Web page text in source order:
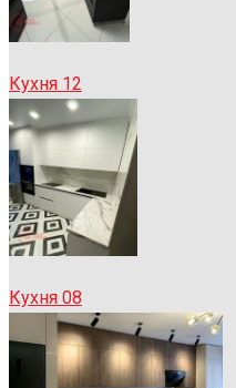
Кухня 12
Кухня 08